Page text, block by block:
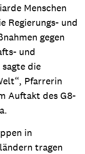
Menschen
Regierungs- und
gegen
und
die
Pfarrerin
Auftakt des G8-
in
tragen